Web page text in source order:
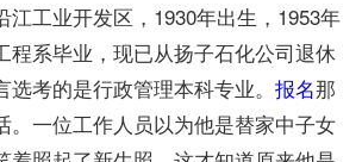
工业开发区，1930年出生，1953年
程系毕业，现已从扬子石化公司退休
考的是行政管理本科专业。 报名那
。一位工作人员以为他是替家中子女